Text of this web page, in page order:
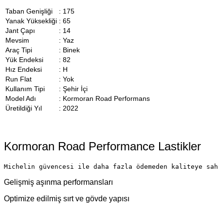
Taban Genişliği : 175
Yanak Yüksekliği : 65
Jant Çapı
: 14
Mevsim
: Yaz
Araç Tipi
: Binek
Yük Endeksi
: 82
Hız Endeksi
: H
Run Flat
: Yok
Kullanım Tipi
: Şehir İçi
Model Adı
: Kormoran Road Performans
Üretildiği Yıl
: 2022
Kormoran Road Performance Lastikler
Michelin güvencesi ile daha fazla ödemeden kaliteye
Gelişmiş aşınma performansları
Optimize edilmiş sırt ve gövde yapısı